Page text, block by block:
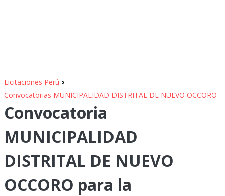
Licitaciones Perú ›
Convocatorias MUNICIPALIDAD DISTRITAL DE NUEVO OCCORO
Convocatoria
MUNICIPALIDAD
DISTRITAL DE NUEVO
OCCORO para la